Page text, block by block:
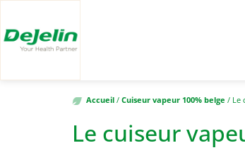
Accueil / Cuiseur vapeur 100% belge / Le
Le cuiseur